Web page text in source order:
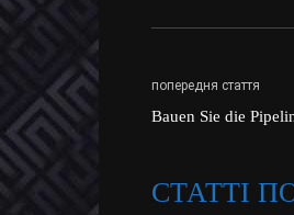
попередня стаття
Bauen Sie die
СТАТТІ